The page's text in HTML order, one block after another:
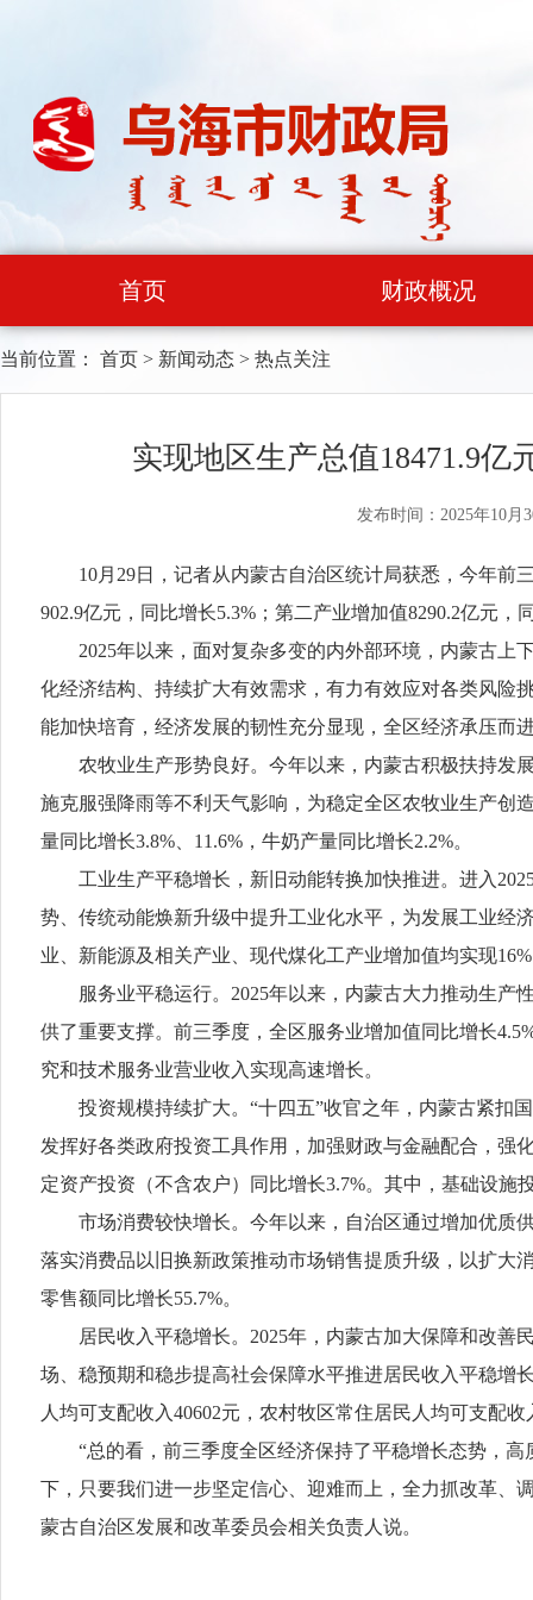
首页 财政概况
当前位置： 首页 > 新闻动态 > 热点关注
实现地区生产总值18471.9亿
发布时间：2025年10月
10月29日，记者从内蒙古自治区统计局获悉，今年前
902.9亿元，同比增长5.3%；第二产业增加值8290.2亿元
2025年以来，面对复杂多变的内外部环境，内蒙古
化经济结构、持续扩大有效需求，有力有效应对各类风险
能加快培育，经济发展的韧性充分显现，全区经济承压而
农牧业生产形势良好。今年以来，内蒙古积极扶持发
施克服强降雨等不利天气影响，为稳定全区农牧业生产创
量同比增长3.8%、11.6%，牛奶产量同比增长2.2%。
工业生产平稳增长，新旧动能转换加快推进。进入
势、传统动能焕新升级中提升工业化水平，为发展工业经
业、新能源及相关产业、现代煤化工产业增加值均实现
服务业平稳运行。2025年以来，内蒙古大力推动生
供了重要支撑。前三季度，全区服务业增加值同比增长
究和技术服务业营业收入实现高速增长。
投资规模持续扩大。“十四五”收官之年，内蒙古紧扣
发挥好各类政府投资工具作用，加强财政与金融配合，强
定资产投资（不含农户）同比增长3.7%。其中，基础设施
市场消费较快增长。今年以来，自治区通过增加优质
落实消费品以旧换新政策推动市场销售提质升级，以扩大
零售额同比增长55.7%。
居民收入平稳增长。2025年，内蒙古加大保障和改
场、稳预期和稳步提高社会保障水平推进居民收入平稳增
人均可支配收入40602元，农村牧区常住居民人均可支配收
“总的看，前三季度全区经济保持了平稳增长态势，
下，只要我们进一步坚定信心、迎难而上，全力抓改革、
蒙古自治区发展和改革委员会相关负责人说。